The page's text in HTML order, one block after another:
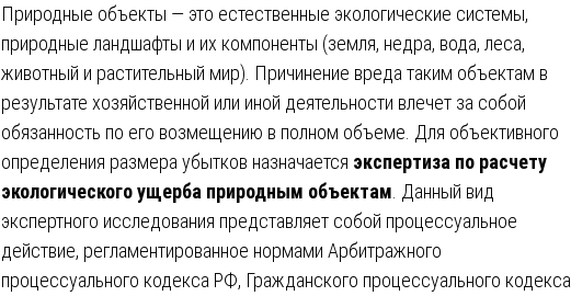
Природные объекты — это естественные экологические системы,
природные ландшафты и их компоненты (земля, недра, вода, леса,
животный и растительный мир). Причинение вреда таким объектам в
результате хозяйственной или иной деятельности влечет за собой
обязанность по его возмещению в полном объеме. Для объективного
определения размера убытков назначается экспертиза по расчету
экологического ущерба природным объектам . Данный вид
экспертного исследования представляет собой процессуальное
действие, регламентированное нормами Арбитражного
процессуального кодекса РФ, Гражданского процессуального кодекса